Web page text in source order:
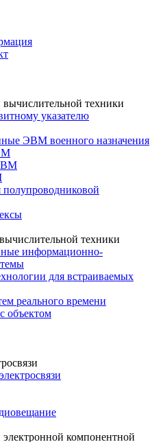
вычислительной техники
указателю
ЭВМ военного назначения
полупроводниковой
техники
информационно-
для встраиваемых
реального времени
объектом
электронной компонентной